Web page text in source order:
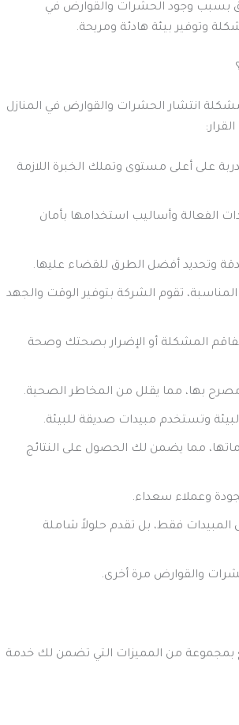
بسبب وجود الحشرات والقوارض في
وتوفير بيئة هادئة ومريحة.
انتشار الحشرات والقوارض في المنازل
أعلى مستوى وتملك الخبرة اللازمة
الفعالة وأساليب استخدامها بأمان
وتحديد أفضل الطرق للقضاء عليها.
تقوم الشركة بتوفير الوقت والجهد
تفاقم المشكلة أو الإضرار بصحتك وصحة
بها، مما يقلل من المخاطر الصحية.
وتستخدم مبيدات صديقة للبيئة.
مما يضمن لك الحصول على النتائج
وعملاء سعداء.
فقط، بل تقدم حلولاً شاملة
والقوارض مرة أخرى.
بمجموعة من المميزات التي تضمن لك خدمة